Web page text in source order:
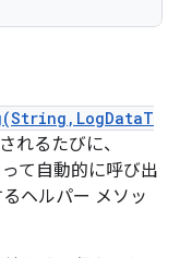
れるたびに、
て自動的に呼び出
ヘルパー メソッ